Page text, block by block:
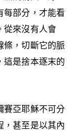
部分，才能看
從來沒有人會
條，切斷它的脈
是捨本逐末的
賽亞耶穌不可分
甚至是以其內